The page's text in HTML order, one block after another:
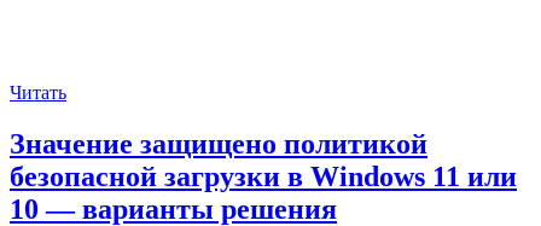
Читать
Значение защищено политикой
безопасной загрузки в Windows 11 или
10 — варианты решения